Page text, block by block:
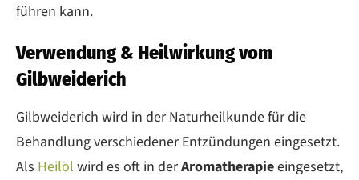
führen kann.
Verwendung & Heilwirkung vom
Gilbweiderich
Gilbweiderich wird in der Naturheilkunde für die
Behandlung verschiedener Entzündungen eingesetzt.
Als Heilöl wird es oft in derAromatherapieeingesetzt,